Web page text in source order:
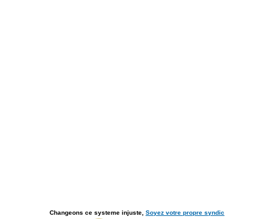
Changeons ce systeme injuste, Soyez votre propre syndic